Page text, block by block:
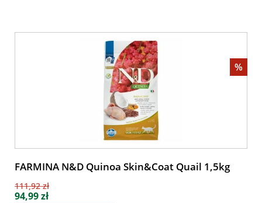
%
FARMINA N&D Quinoa Skin&Coat Quail 1,5kg
111,92 zł
94,99 zł